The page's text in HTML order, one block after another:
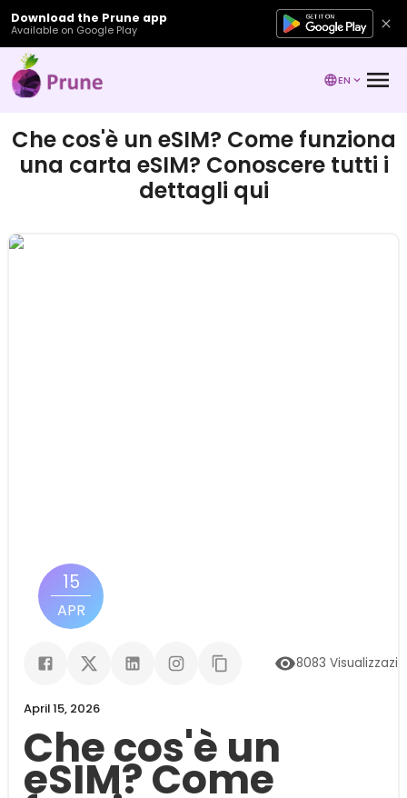
Download the Prune app
Available on Google Play
EN
Che cos'è un eSIM? Come funziona
una carta eSIM? Conoscere tutti i
dettagli qui
15
APR
8083
April 15, 2026
Che cos'è un
eSIM? Come